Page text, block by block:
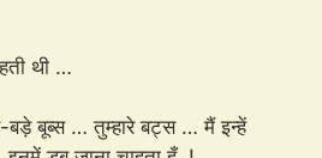
थी …
बड़े बूब्स … तुम्हारे बट्स … मैं इन्हें